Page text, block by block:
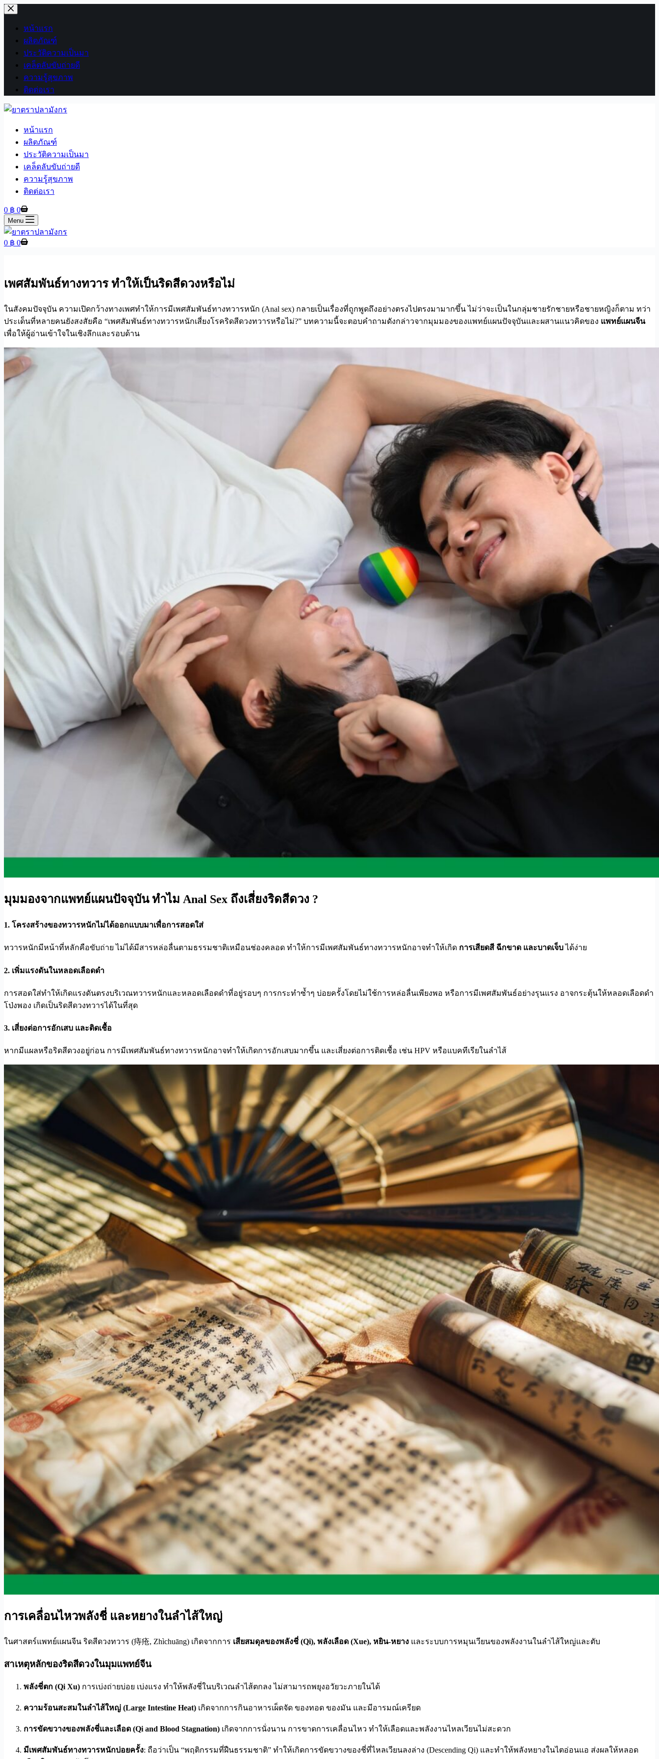
Skip
to
contentหน้าแรก
ผลิตภัณฑ์
ประวัติความเป็นมา
เคล็ดลับขับถ่ายดี
ความรู้สุขภาพ
ติดต่อเรา
หน้าแรก
ผลิตภัณฑ์
ประวัติความเป็นมา
เคล็ดลับขับถ่ายดี
ความรู้สุขภาพ
ติดต่อเรา
Shopping
cart
0 ฿ 0
Menu
Shopping
0 ฿ 0
เพศสัมพันธ์ทางทวาร ทำให้เป็นริดสีดวงหรือไม่
ในสังคมปัจจุบัน ความเปิดกว้างทางเพศทำให้การมีเพศสัมพันธ์ทางทวารหนัก (Anal sex) กลายเป็นเรื่องที่ถูกพูดถึงอย่างตรงไปตรงมามากขึ้น ไม่ว่าจะเป็นในกลุ่มชายรักชายหรือชายหญิงก็ตาม ทว่า
ประเด็นที่หลายคนยังสงสัยคือ “เพศสัมพันธ์ทางทวารหนักเสี่ยงโรคริดสีดวงทวารหรือไม่?” บทความนี้จะตอบคำถามดังกล่าวจากมุมมองของแพทย์แผนปัจจุบันและผสานแนวคิดของ แพทย์แผนจีน
เพื่อให้ผู้อ่านเข้าใจในเชิงลึกและรอบด้าน
มุมมองจากแพทย์แผนปัจจุบัน ทำไม Anal Sex ถึงเสี่ยงริดสีดวง ?
1. โครงสร้างของทวารหนักไม่ได้ออกแบบมาเพื่อการสอดใส่
ทวารหนักมีหน้าที่หลักคือขับถ่าย ไม่ได้มีสารหล่อลื่นตามธรรมชาติเหมือนช่องคลอด ทำให้การมีเพศสัมพันธ์ทางทวารหนักอาจทำให้เกิด การเสียดสี ฉีกขาด และบาดเจ็บได้ง่าย
2. เพิ่มแรงดันในหลอดเลือดดำ
การสอดใส่ทำให้เกิดแรงดันตรงบริเวณทวารหนักและหลอดเลือดดำที่อยู่รอบๆ การกระทำซ้ำๆ บ่อยครั้งโดยไม่ใช้การหล่อลื่นเพียงพอ หรือการมีเพศสัมพันธ์อย่างรุนแรง อาจกระตุ้นให้หลอดเลือดดำ
โป่งพอง เกิดเป็นริดสีดวงทวารได้ในที่สุด
3. เสี่ยงต่อการอักเสบ และติดเชื้อ
หากมีแผลหรือริดสีดวงอยู่ก่อน การมีเพศสัมพันธ์ทางทวารหนักอาจทำให้เกิดการอักเสบมากขึ้น และเสี่ยงต่อการติดเชื้อ เช่น HPV หรือแบคทีเรียในลำไส้
การเคลื่อนไหวพลังชี่ และหยางในลำไส้ใหญ่
ในศาสตร์แพทย์แผนจีน ริดสีดวงทวาร (痔疮, Zhìchuāng) เกิดจากการ เสียสมดุลของพลังชี่ (Qi), พลังเลือด (Xue), หยิน-หยาง และระบบการหมุนเวียนของพลังงานในลำไส้ใหญ่และตับ
สาเหตุหลักของริดสีดวงในมุมแพทย์จีน
พลังชี่ตก (Qi Xu) การเบ่งถ่ายบ่อย เบ่งแรง ทำให้พลังชี่ในบริเวณลำไส้ตกลง ไม่สามารถพยุงอวัยวะภายในได้
ความร้อนสะสมในลำไส้ใหญ่ (Large Intestine Heat) เกิดจากการกินอาหารเผ็ดจัด ของทอด ของมัน และมีอารมณ์เครียด
การขัดขวางของพลังชี่และเลือด (Qi and Blood Stagnation) เกิดจากการนั่งนาน การขาดการเคลื่อนไหว ทำให้เลือดและพลังงานไหลเวียนไม่สะดวก
มีเพศสัมพันธ์ทางทวารหนักบ่อยครั้ง: ถือว่าเป็น “พฤติกรรมที่ฝืนธรรมชาติ” ทำให้เกิดการขัดขวางของชี่ที่ไหลเวียนลงล่าง (Descending Qi) และทำให้พลังหยางในไตอ่อนแอ ส่งผลให้หลอด